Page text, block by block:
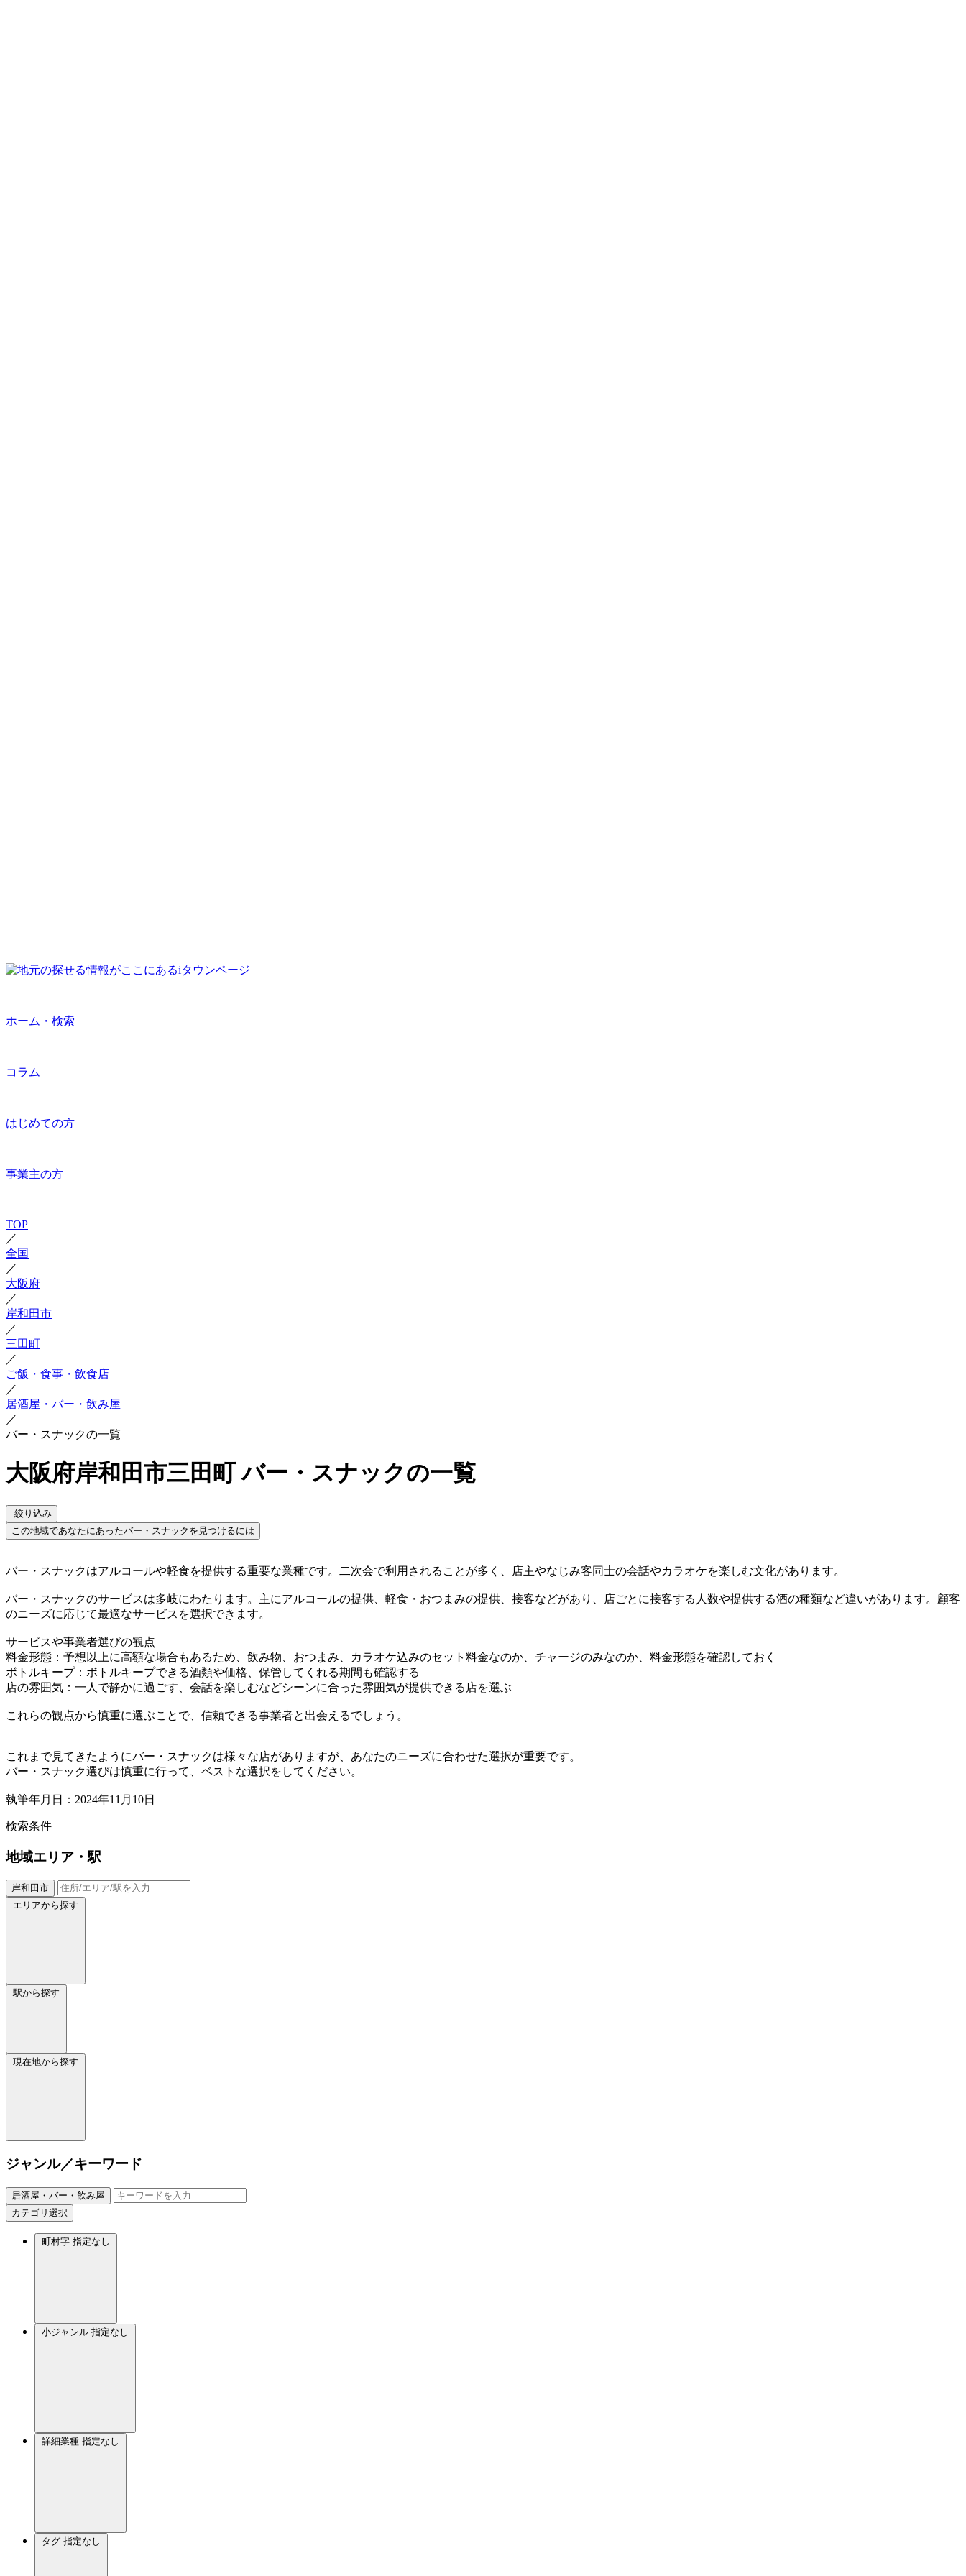
ホーム・検索
コラム
はじめての方
事業主の方
TOP
／
全国
／
大阪府
／
岸和田市
／
三田町
／
ご飯・食事・飲食店
／
居酒屋・バー・飲み屋
／
バー・スナックの一覧
大阪府岸和田市三田町 バー・スナックの一覧
絞り込み
この地域であなたにあったバー・スナックを見つけるには
バー・スナックはアルコールや軽食を提供する重要な業種です。二次会で利用されることが多く、店主やなじみ客同士の会話やカラオケを楽しむ文化があります。
バー・スナックのサービスは多岐にわたります。主にアルコールの提供、軽食・おつまみの提供、接客などがあり、店ごとに接客する人数や提供する酒の種類など違いがあります。顧客
のニーズに応じて最適なサービスを選択できます。
サービスや事業者選びの観点
料金形態：予想以上に高額な場合もあるため、飲み物、おつまみ、カラオケ込みのセット料金なのか、チャージのみなのか、料金形態を確認しておく
ボトルキープ：ボトルキープできる酒類や価格、保管してくれる期間も確認する
店の雰囲気：一人で静かに過ごす、会話を楽しむなどシーンに合った雰囲気が提供できる店を選ぶ
これらの観点から慎重に選ぶことで、信頼できる事業者と出会えるでしょう。
これまで見てきたようにバー・スナックは様々な店がありますが、あなたのニーズに合わせた選択が重要です。
バー・スナック選びは慎重に行って、ベストな選択をしてください。
執筆年月日：2024年11月10日
検索条件
地域エリア・駅
岸和田市
エリアから探す
駅から探す
現在地から探す
ジャンル／キーワード
居酒屋・バー・飲み屋
カテゴリ選択
町村字 指定なし
小ジャンル 指定なし
詳細業種 指定なし
タグ 指定なし